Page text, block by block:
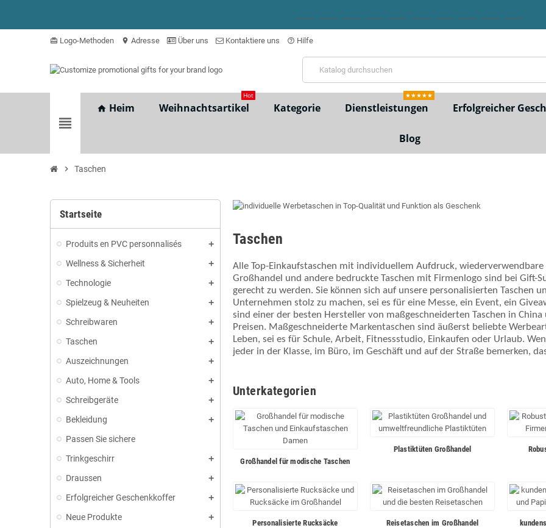
card_giftcard Logo-Methoden location_on Adresse Über uns Kontaktiere uns help_outline Hilfe
view_headline
home Heim Weihnachtsartikel
Hot
Kategorie Dienstleistungen
★★★★★
Erfolgreicher
Blog
chevron_right Taschen
Startseite
Produits en PVC personnalisés
Wellness & Sicherheit
Technologie
Spielzeug & Neuheiten
Schreibwaren
Taschen
Auszeichnungen
Auto, Home & Tools
Schreibgeräte
Bekleidung
Passen Sie sichere
Trinkgeschirr
Draussen
Erfolgreicher Geschenkkoffer
Neue Produkte
Taschen
Alle Top-Einkaufstaschen mit individuellem Aufdruck,
Großhandel und andere bedruckte Taschen mit Firmenlogo sind bei Gift-
gerecht zu werden. Sie können sich auf unsere personalisierten Taschen
Unternehmen stolz zu machen, sei es für eine Messe, ein Event, ein
sind einer der besten Hersteller von maßgeschneiderten Taschen in
Preisen. Maßgeschneiderte Markentaschen sind äußerst beliebte
Leben, sei es für Schule, Arbeit, Fitnessstudio, Einkaufen oder Urlaub.
jeder in der Klasse, im Büro, im Geschäft und auf der Straße bemerken,
Unterkategorien
Großhandel für modische Taschen
Plastiktüten Großhandel
Personalisierte Rucksäcke Reisetaschen im Großhandel